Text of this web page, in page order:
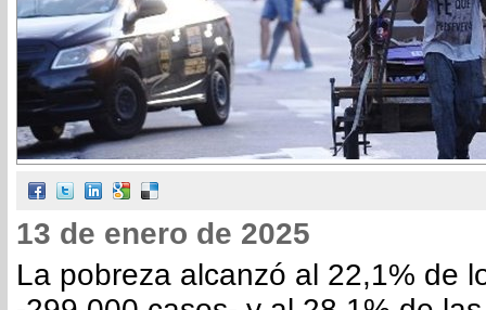
13 de enero de 2025
La pobreza alcanzó al 22,1% de